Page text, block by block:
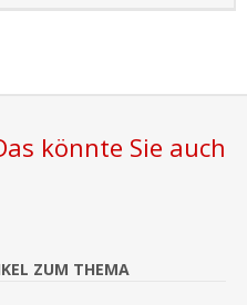
könnte Sie auch
ZUM THEMA